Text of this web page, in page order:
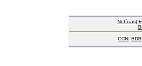
Notícias|
CCN| BDB|